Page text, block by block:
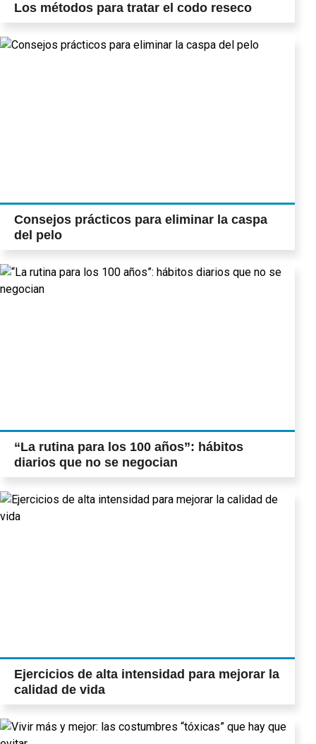
Los métodos para tratar el codo reseco
Consejos prácticos para eliminar la caspa
del pelo
“La rutina para los 100 años”: hábitos
diarios que no se negocian
Ejercicios de alta intensidad para mejorar la
calidad de vida